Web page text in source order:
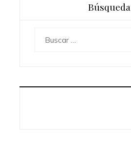
Búsqueda